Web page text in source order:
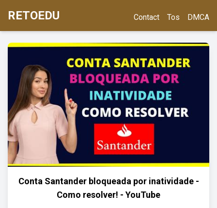
RETOEDU Contact Tos DMCA
Conta Santander bloqueada por inatividade -
Como resolver! - YouTube